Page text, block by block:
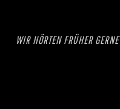
WIR HÖRTEN FRÜHER GERNE